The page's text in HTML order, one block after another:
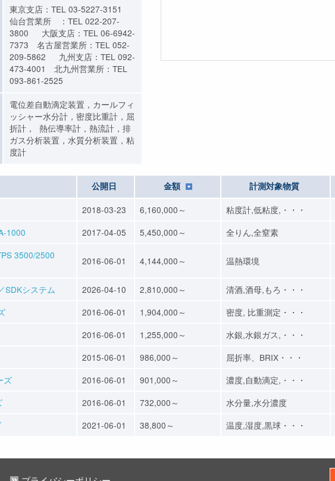
東京支店：TEL 03-5227-3151
仙台営業所 ：TEL 022-207-
3800 大阪支店：TEL 06-6942-
7373 名古屋営業所：TEL 052-
209-5862 九州支店：TEL 092-
473-4001 北九州営業所：TEL
093-861-2525
電位差自動滴定装置，カールフィ
ッシャー水分計，密度比重計，屈
折計， 熱伝導率計，熱流計，排
ガス分析装置，水質分析装置，粘
度計
公開日 金額 計測対象物質
2018-03-23 6,160,000～
粘度計,低粘度,・・・
1000
2017-04-05 5,450,000～
全りん,全窒素
3500/2500
2016-06-01 4,144,000～ 温熱環境
SDKシステム 2026-04-10 2,810,000～ 清酒,酒母,もろ・・・
2016-06-01 1,904,000～
密度, 比重測定・・・
2016-06-01 1,255,000～
水銀,水銀ガス,・・・
2015-06-01 986,000～
屈折率、BRIX・・・
ズ
2016-06-01 901,000～
濃度,自動滴定,・・・
2016-06-01 732,000～
水分量,水分濃度
2021-06-01 38,800～ 温度,湿度,黒球・・・